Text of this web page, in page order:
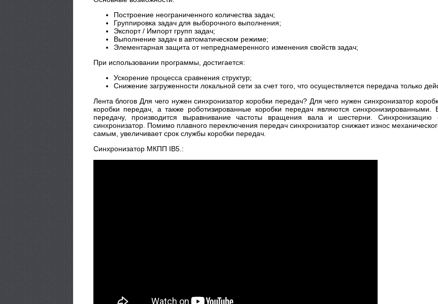
Построение неограниченного количества задач;
Группировка задач для выборочного выполнения;
Экспорт / Импорт групп задач;
Выполнение задач в автоматическом режиме;
Элементарная защита от непреднамеренного изменения свойств задач;
При использовании программы, достигается:
Ускорение процесса сравнения структур;
Снижение загруженности локальной сети за счет того, что осуществляется передача только
Лента блогов Для чего нужен синхронизатор коробки передач? Для чего нужен синхронизатор
коробки передач, а также роботизированные коробки передач являются синхронизированными.
передачу, производится выравнивание частоты вращения вала и шестерни. Синхронизацию
синхронизатор. Помимо плавного переключения передач синхронизатор снижает износ
самым, увеличивает срок службы коробки передач.
Синхронизатор МКПП IB5.: